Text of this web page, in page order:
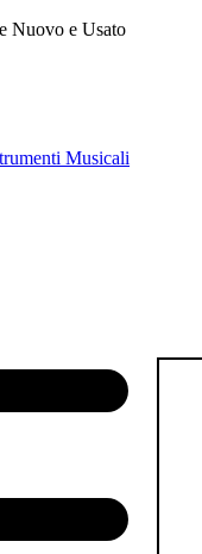
Nuovo e Usato